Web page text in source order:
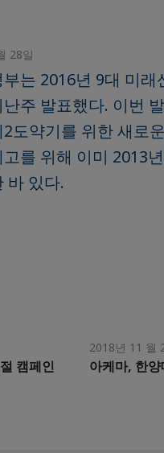
28일
부는 2016년 9대 미
주 발표했다. 이번
도약기를 위한 새로
를 위해 이미 2013
바 있다.
캠페인
2018년 11 월
아케마, 한